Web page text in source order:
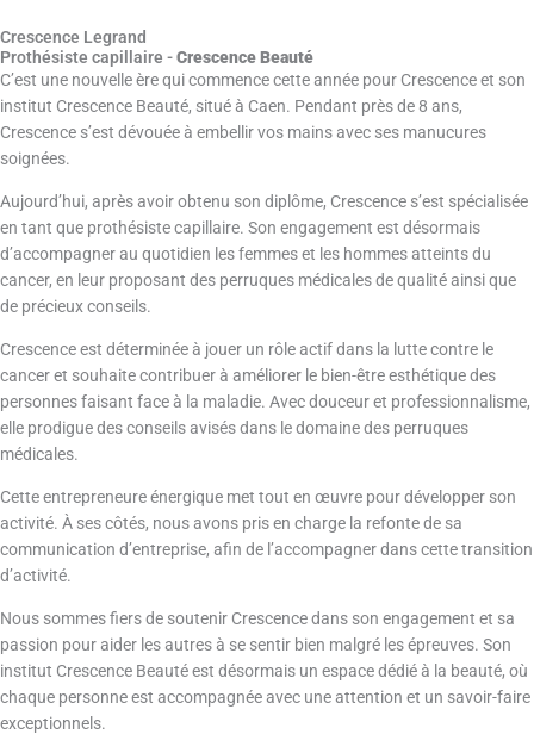
r
a
m
-
m
a
x
i
i
z
e
Crescence Legrand
Prothésiste capillaire -Crescence Beauté
C’est une nouvelle ère qui commence cette année pour Crescence et son
institut Crescence Beauté, situé à Caen. Pendant près de 8 ans,
Crescence s’est dévouée à embellir vos mains avec ses manucures
soignées.
Aujourd’hui, après avoir obtenu son diplôme, Crescence s’est spécialisée
en tant que prothésiste capillaire. Son engagement est désormais
d’accompagner au quotidien les femmes et les hommes atteints du
cancer, en leur proposant des perruques médicales de qualité ainsi que
de précieux conseils.
Crescence est déterminée à jouer un rôle actif dans la lutte contre le
cancer et souhaite contribuer à améliorer le bien-être esthétique des
personnes faisant face à la maladie. Avec douceur et professionnalisme,
elle prodigue des conseils avisés dans le domaine des perruques
médicales.
Cette entrepreneure énergique met tout en œuvre pour développer son
activité. À ses côtés, nous avons pris en charge la refonte de sa
communication d’entreprise, afin de l’accompagner dans cette transition
d’activité.
Nous sommes fiers de soutenir Crescence dans son engagement et sa
passion pour aider les autres à se sentir bien malgré les épreuves. Son
institut Crescence Beauté est désormais un espace dédié à la beauté, où
chaque personne est accompagnée avec une attention et un savoir-faire
exceptionnels.